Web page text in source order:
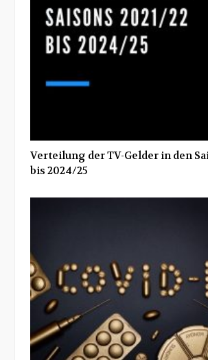
Verteilung der TV-Gelder in den
bis 2024/25